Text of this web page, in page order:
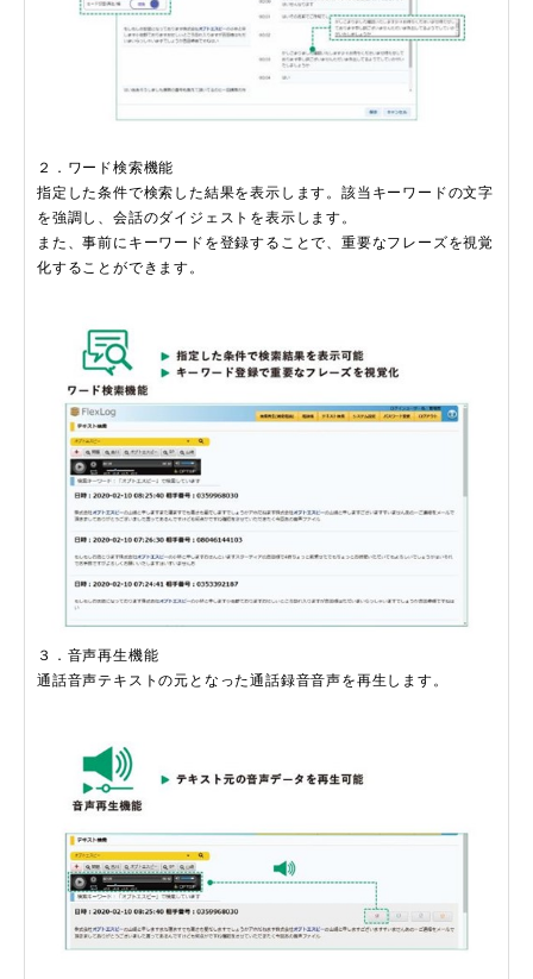
２．ワード検索機能
指定した条件で検索した結果を表示します。該当キーワードの文字
を強調し、会話のダイジェストを表示します。
また、事前にキーワードを登録することで、重要なフレーズを視覚
化することができます。
３．音声再生機能
通話音声テキストの元となった通話録音音声を再生します。